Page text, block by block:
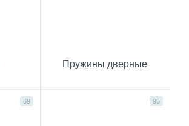
Пружины дверные
69 95